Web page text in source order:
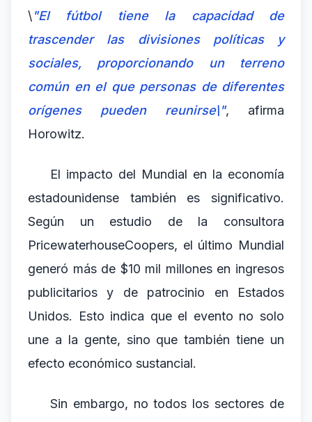
\"El fútbol tiene la capacidad de
trascender las divisiones políticas y
sociales, proporcionando un terreno
común en el que personas de diferentes
orígenes pueden reunirse\", afirma
Horowitz.
El impacto del Mundial en la economía
estadounidense también es significativo.
Según un estudio de la consultora
PricewaterhouseCoopers, el último Mundial
generó más de $10 mil millones en ingresos
publicitarios y de patrocinio en Estados
Unidos. Esto indica que el evento no solo
une a la gente, sino que también tiene un
efecto económico sustancial.
Sin embargo, no todos los sectores de